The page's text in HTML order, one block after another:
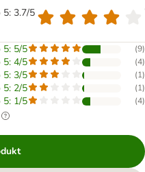
5: 3.7/5
5: 5/5 (9)
5: 4/5 (4)
5: 3/5 (1)
5: 2/5 (1)
5: 1/5 (4)